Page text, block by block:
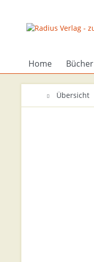
Home Bücher
Übersicht